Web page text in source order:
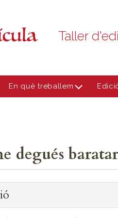
Taller
En què treballem
degués baratar